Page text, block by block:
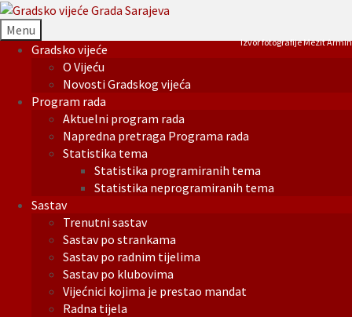
Menu
Gradsko vijeće
O Vijeću
Novosti Gradskog vijeća
Program rada
Aktuelni program rada
Napredna pretraga Programa rada
Statistika tema
Statistika programiranih tema
Statistika neprogramiranih tema
Sastav
Trenutni sastav
Sastav po strankama
Sastav po radnim tijelima
Sastav po klubovima
Vijećnici kojima je prestao mandat
Radna tijela
Izvor fotografije Mezit Armin